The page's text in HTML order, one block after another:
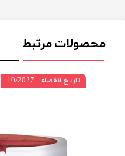
محصولات مرتبط
تاریخ انقضاء : 10/2027